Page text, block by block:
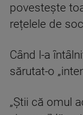
povestește
rețelele de
Când l-a
sărutat-o
„Știi că omul